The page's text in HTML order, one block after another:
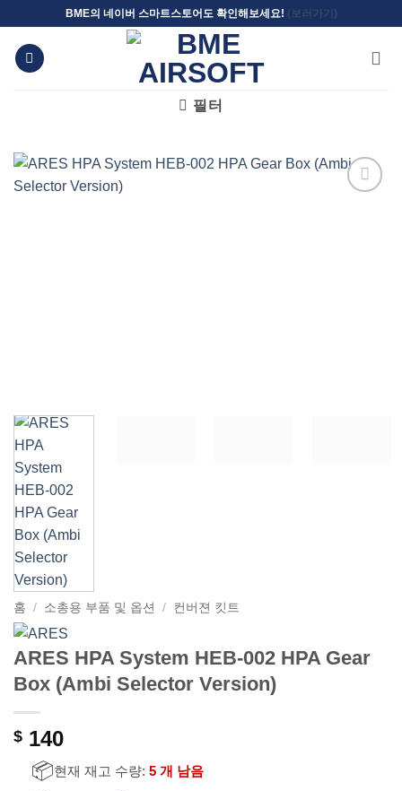
content
BME의 네이버 스마트스토어도 확인해보세요! (보러가기)
필터
홈 / 소총용 부품 및 옵션 / 컨버젼 킷트
ARES HPA System HEB-002 HPA Gear
Box (Ambi Selector Version)
$ 140
📦현재 재고 수량: 5 개 남음